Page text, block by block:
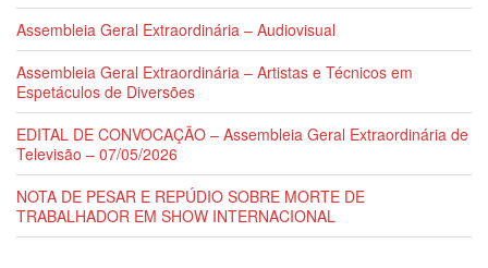
Assembleia Geral Extraordinária – Audiovisual
Assembleia Geral Extraordinária – Artistas e Técnicos em
Espetáculos de Diversões
EDITAL DE CONVOCAÇÃO – Assembleia Geral Extraordinária de
Televisão – 07/05/2026
NOTA DE PESAR E REPÚDIO SOBRE MORTE DE
TRABALHADOR EM SHOW INTERNACIONAL